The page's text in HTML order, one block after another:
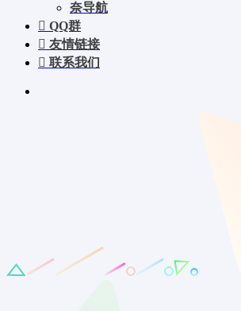
奈导航
QQ群
友情链接
联系我们